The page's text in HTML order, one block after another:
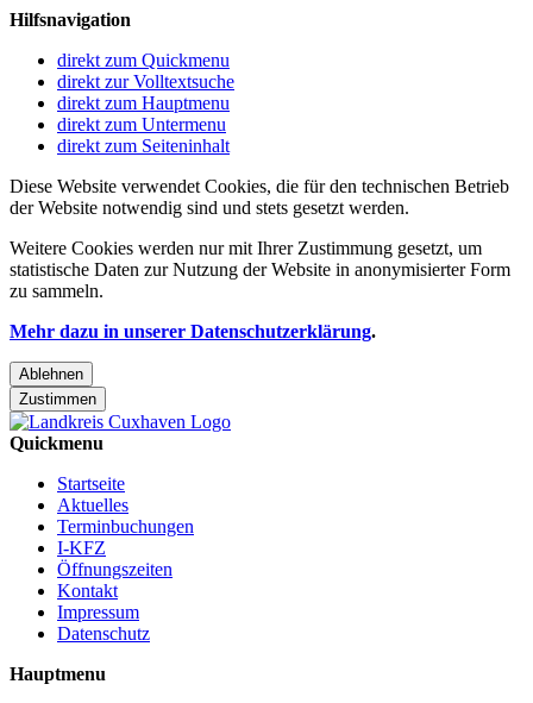
Hilfsnavigation
direkt zum Quickmenu
direkt zur Volltextsuche
direkt zum Hauptmenu
direkt zum Untermenu
direkt zum Seiteninhalt
Diese Website verwendet Cookies, die für den technischen Betrieb
der Website notwendig sind und stets gesetzt werden.
Weitere Cookies werden nur mit Ihrer Zustimmung gesetzt, um
statistische Daten zur Nutzung der Website in anonymisierter Form
zu sammeln.
Mehr dazu in unserer Datenschutzerklärung.
Ablehnen
Zustimmen
Quickmenu
Startseite
Aktuelles
Terminbuchungen
I-KFZ
Öffnungszeiten
Kontakt
Impressum
Datenschutz
Hauptmenu